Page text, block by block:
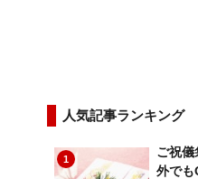
人気記事ランキング
1
ご祝
外でも